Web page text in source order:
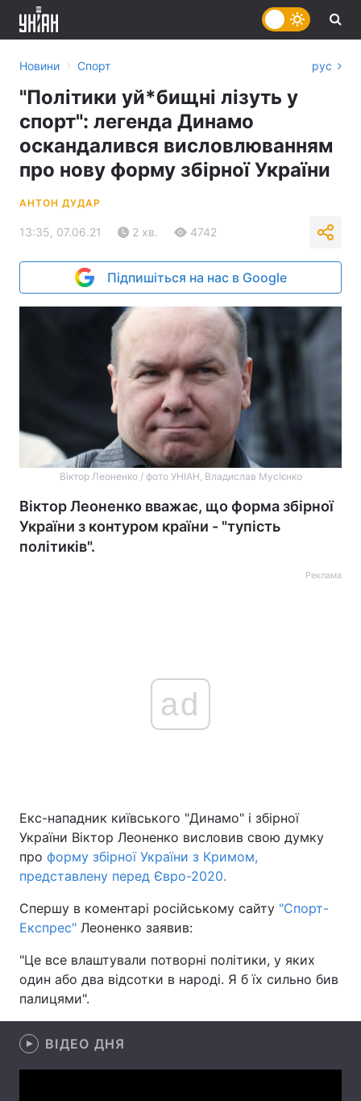
Україна Політика
Економіка Світ
Техно і зв'язок
Зброя Інциденти
Здоров'я
Цікавинки
Новини › Спорт рус
"Політики уй*бищні лізуть у
спорт": легенда Динамо
оскандалився висловлюванням
про нову форму збірної України
АНТОН ДУДАР
13:35, 07.06.21 2 хв. 4742
Підпишіться на нас в Google
Віктор Леоненко / фото УНІАН, Владислав Мусієнко
Віктор Леоненко вважає, що форма збірної
України з контуром країни - "тупість
політиків".
Реклама
ad
Екс-нападник київського "Динамо" і збірної
України Віктор Леоненко висловив свою думку
про форму збірної України з Кримом,
представлену перед Євро-2020.
Спершу в коментарі російському сайту "Спорт-
Експрес" Леоненко заявив:
"Це все влаштували потворні політики, у яких
один або два відсотки в народі. Я б їх сильно бив
палицями".
ВІДЕО ДНЯ